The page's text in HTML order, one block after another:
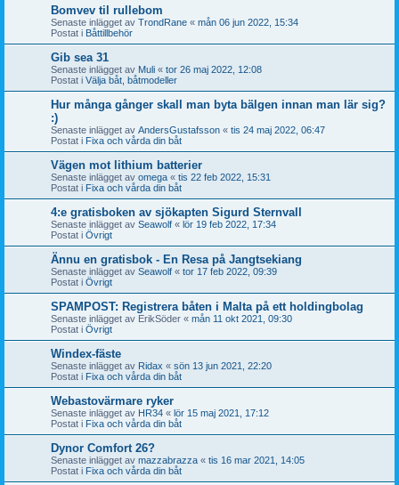
Bomvev til rullebom
Senaste inlägget av TrondRane « mån 06 jun 2022, 15:34
Postat i Båttillbehör
Gib sea 31
Senaste inlägget av Muli « tor 26 maj 2022, 12:08
Postat i Välja båt, båtmodeller
Hur många gånger skall man byta bälgen innan man lär sig?
:)
Senaste inlägget av AndersGustafsson « tis 24 maj 2022, 06:47
Postat i Fixa och vårda din båt
Vägen mot lithium batterier
Senaste inlägget av omega « tis 22 feb 2022, 15:31
Postat i Fixa och vårda din båt
4:e gratisboken av sjökapten Sigurd Sternvall
Senaste inlägget av Seawolf « lör 19 feb 2022, 17:34
Postat i Övrigt
Ännu en gratisbok - En Resa på Jangtsekiang
Senaste inlägget av Seawolf « tor 17 feb 2022, 09:39
Postat i Övrigt
SPAMPOST: Registrera båten i Malta på ett holdingbolag
Senaste inlägget av ErikSöder « mån 11 okt 2021, 09:30
Postat i Övrigt
Windex-fäste
Senaste inlägget av Ridax « sön 13 jun 2021, 22:20
Postat i Fixa och vårda din båt
Webastovärmare ryker
Senaste inlägget av HR34 « lör 15 maj 2021, 17:12
Postat i Fixa och vårda din båt
Dynor Comfort 26?
Senaste inlägget av mazzabrazza « tis 16 mar 2021, 14:05
Postat i Fixa och vårda din båt